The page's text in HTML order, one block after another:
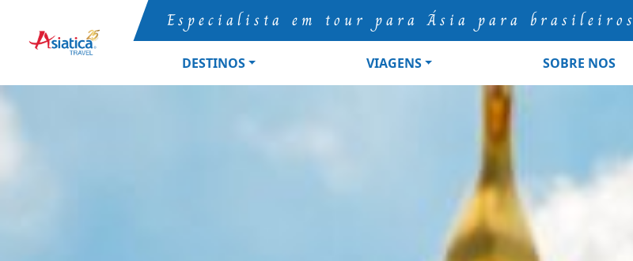
Especialista em tour para Ásia para brasileiros
DESTINOS VIAGENS SOBRE NOS